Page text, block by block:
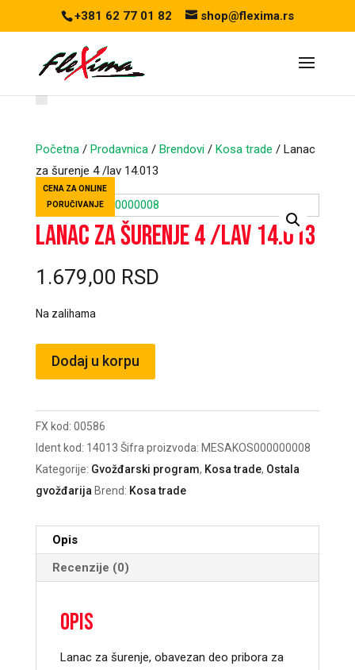
+381 62 77 01 82 shop@flexima.rs
Početna/ Prodavnica/ Brendovi/ Kosa trade / Lanac
za šurenje 4 /lav 14.013
CENA ZA ONLINE
PORUČIVANJE
Lanac za šurenje 4 /lav 14.013
1.679,00 RSD
Na zalihama
Lanac
za
Dodaj u korpu
FX kod: 00586
Ident kod: 14013 Šifra proizvoda: MESAKOS000000008
Kategorije: Gvožđarski program, Kosa trade, Ostala
gvožđarija Brend: Kosa trade
Opis
Recenzije (0)
Opis
Lanac za šurenje, obavezan deo pribora za